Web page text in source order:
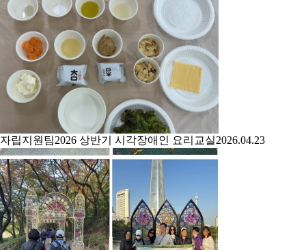
자립지원팀2026 상반기 시각장애인 요리교실2026.04.23